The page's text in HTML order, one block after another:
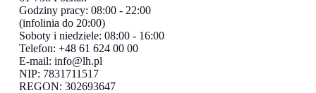
Godziny pracy: 08:00 - 22:00
(infolinia do 20:00)
Soboty i niedziele: 08:00 - 16:00
Telefon: +48 61 624 00 00
E-mail: info@lh.pl
NIP: 7831711517
REGON: 302693647